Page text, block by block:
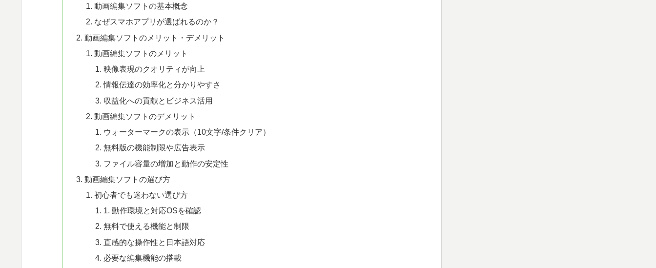
動画編集ソフトの基本概念
なぜスマホアプリが選ばれるのか？
動画編集ソフトのメリット・デメリット
動画編集ソフトのメリット
映像表現のクオリティが向上
情報伝達の効率化と分かりやすさ
収益化への貢献とビジネス活用
動画編集ソフトのデメリット
ウォーターマークの表示（10文字/条件クリア）
無料版の機能制限や広告表示
ファイル容量の増加と動作の安定性
動画編集ソフトの選び方
初心者でも迷わない選び方
1. 動作環境と対応OSを確認
無料で使える機能と制限
直感的な操作性と日本語対応
必要な編集機能の搭載